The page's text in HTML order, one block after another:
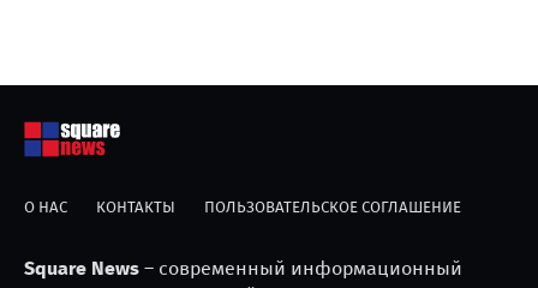
О НАС КОНТАКТЫ ПОЛЬЗОВАТЕЛЬСКОЕ СОГЛАШЕНИЕ
Square News – современный информационный